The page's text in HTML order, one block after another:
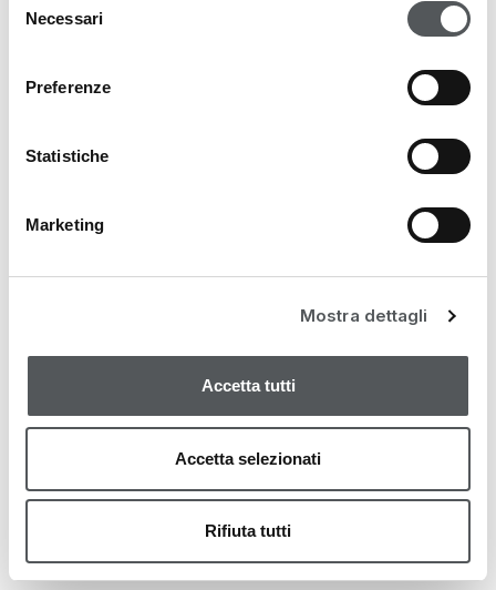
delNecessari
Preferenze
Statistiche
Marketing
Mostra dettagli
Accetta tutti
Accetta selezionati
Rifiuta tutti
INTEGRATORI